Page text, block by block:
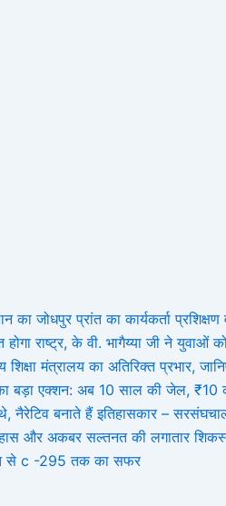
का जोधपुर प्रांत का कार्यकर्ता प्रशिक्षण
राष्ट्र, के वी. भागैय्या जी ने युवाओं को
शिक्षा मंत्रालय का अतिरिक्त प्रभार,
बड़ा एक्शन: अब 10 साल की जेल, ₹10
थे, नैरेटिव बनाते हैं इतिहासकार –
और अकबर सल्तनत की लगातार
से c -295 तक का सफर